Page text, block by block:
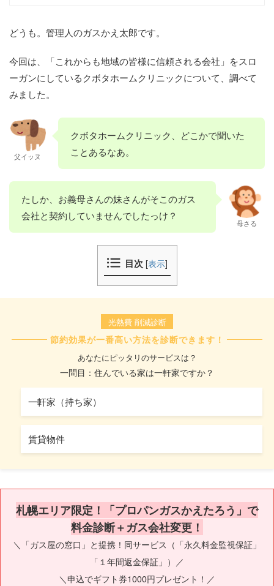
どうも。管理人のガスかえ太郎です。
今回は、「これからも地域の皆様に信頼される会社」をスロ
ーガンにしているクボタホームクリニックについて、調べて
みました。
父イッヌ
クボタホームクリニック、どこかで聞いた
ことあるなあ。
たしか、お義母さんの妹さんがそこのガス
会社と契約していませんでしたっけ？
母さる
目次 [表示]
光熱費 削減診断
節約効果が一番高い方法を診断できます！
あなたにピッタリのサービスは？
一問目：住んでいる家は一軒家ですか？
一軒家（持ち家）
賃貸物件
札幌エリア限定！「プロパンガスかえたろう」で
料金診断＋ガス会社変更！
＼「ガス屋の窓口」と提携！同サービス（「永久料金監視保証」
「１年間返金保証」）／
＼申込でギフト券1000円プレゼント！／